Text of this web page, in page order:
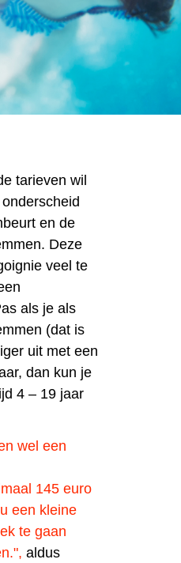
tarieven wil
en de
Deze
veel te
als je als
(dat is
uit met een
dan kun je
4 – 19 jaar
wel een
145 euro
een kleine
te gaan
aldus